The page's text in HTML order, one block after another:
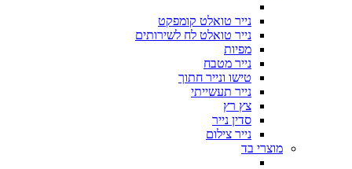
נייר טואלט קומפקט
נייר טואלט לח לשירותים
מפיות
נייר מטבח
טישו ונייר חתוך
נייר תעשייתי
צץ רץ
סדין נייר
נייר צילום
מוצרי בד